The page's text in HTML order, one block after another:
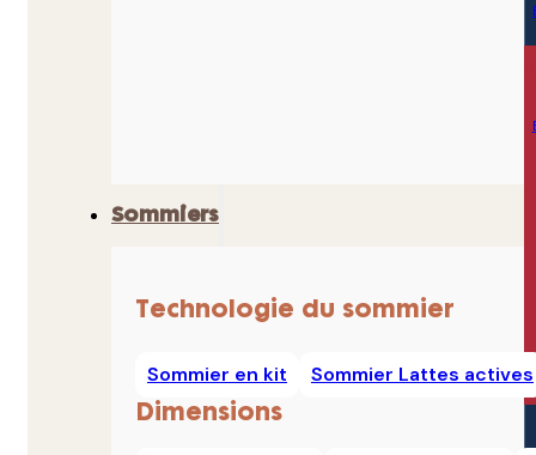
Sommiers
Technologie du sommier
Sommier en kit Sommier Lattes actives
Dimensions